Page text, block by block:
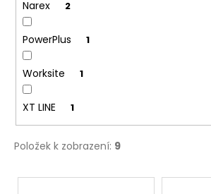
Narex 2
PowerPlus 1
Worksite 1
XT LINE 1
Položek k zobrazení: 9
V